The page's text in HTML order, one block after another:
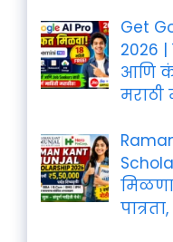
Get
2026 |
आणि
मराठी